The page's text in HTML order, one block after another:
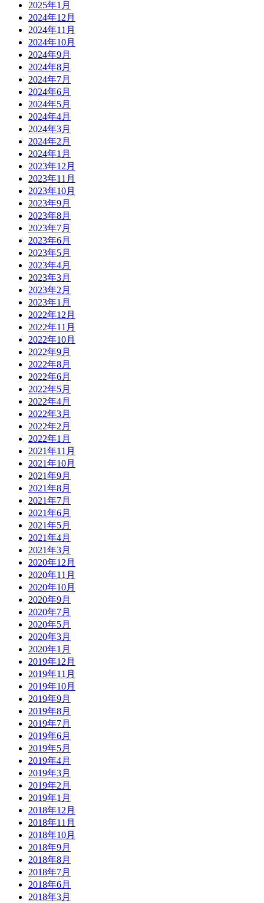
2025年1月
2024年12月
2024年11月
2024年10月
2024年9月
2024年8月
2024年7月
2024年6月
2024年5月
2024年4月
2024年3月
2024年2月
2024年1月
2023年12月
2023年11月
2023年10月
2023年9月
2023年8月
2023年7月
2023年6月
2023年5月
2023年4月
2023年3月
2023年2月
2023年1月
2022年12月
2022年11月
2022年10月
2022年9月
2022年8月
2022年6月
2022年5月
2022年4月
2022年3月
2022年2月
2022年1月
2021年11月
2021年10月
2021年9月
2021年8月
2021年7月
2021年6月
2021年5月
2021年4月
2021年3月
2020年12月
2020年11月
2020年10月
2020年9月
2020年7月
2020年5月
2020年3月
2020年1月
2019年12月
2019年11月
2019年10月
2019年9月
2019年8月
2019年7月
2019年6月
2019年5月
2019年4月
2019年3月
2019年2月
2019年1月
2018年12月
2018年11月
2018年10月
2018年9月
2018年8月
2018年7月
2018年6月
2018年3月